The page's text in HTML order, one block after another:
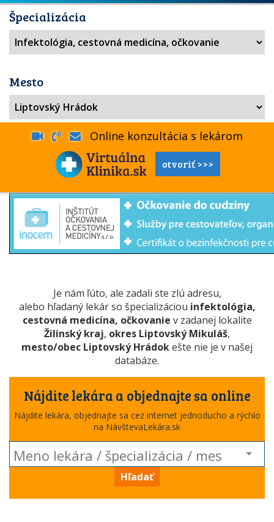
Špecializácia
Mesto
Online konzultácia s lekárom
otvoriť >>>
Je nám ľúto, ale zadali ste zlú adresu,
alebo hľadaný lekár so špecializáciou infektológia,
cestovná medicína, očkovanie v zadanej lokalite
Žilinský kraj, okres Liptovský Mikuláš,
mesto/obec Liptovský Hrádokešte nie je v našej
databáze.
Nájdite lekára a objednajte sa online
Nájdite lekára, objednajte sa cez internet jednoducho a rýchlo
na NávštevaLekára.sk
Hľadať